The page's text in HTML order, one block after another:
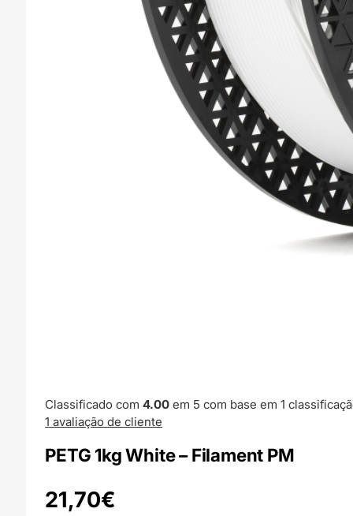
Classificado com4.00 em 5 com base em1
1 avaliação de cliente
PETG 1kg White – Filament PM
21,70€